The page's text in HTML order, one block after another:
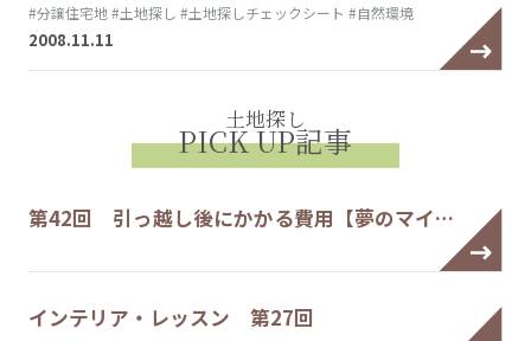
#分譲住宅地#土地探し #土地探しチェックシート #自然環境
2008.11.11
土地探し
PICK UP記事
第42回 引っ越し後にかかる費用【夢のマイ…
インテリア・レッスン 第27回